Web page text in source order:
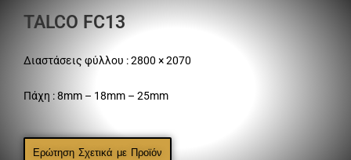
TALCO FC13
Διαστάσεις φύλλου : 2800 × 2070
Πάχη : 8mm – 18mm – 25mm
Ερώτηση Σχετικά με Προϊόν